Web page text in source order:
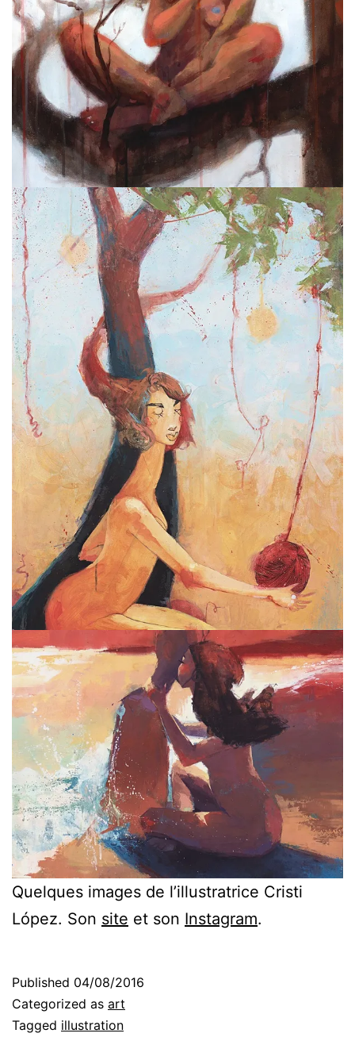
Quelques images de l’illustratrice Cristi
López. Son site et son Instagram.
Published 04/08/2016
Categorized as art
Tagged illustration